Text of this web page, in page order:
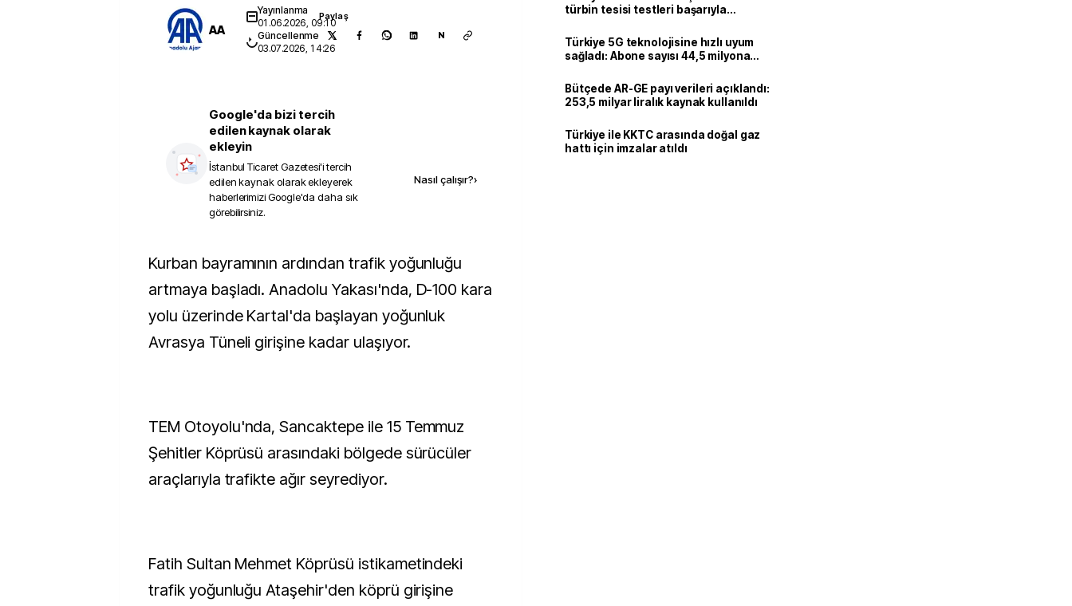
AA
Yayınlanma
01.06.2026, 09:10
Güncellenme
03.07.2026, 14:26
Paylaş
N
Google'da bizi tercih
edilen kaynak olarak
ekleyin
İstanbul Ticaret Gazetesi'i tercih
edilen kaynak olarak ekleyerek
haberlerimizi Google'da daha sık
görebilirsiniz.
Nasıl çalışır?›
Kurban bayramının ardından trafik yoğunluğu
artmaya başladı. Anadolu Yakası'nda, D-100 kara
yolu üzerinde Kartal'da başlayan yoğunluk
Avrasya Tüneli girişine kadar ulaşıyor.
TEM Otoyolu'nda, Sancaktepe ile 15 Temmuz
Şehitler Köprüsü arasındaki bölgede sürücüler
araçlarıyla trafikte ağır seyrediyor.
Fatih Sultan Mehmet Köprüsü istikametindeki
trafik yoğunluğu Ataşehir'den köprü girişine
türbin tesisi testleri başarıyla
Türkiye 5G teknolojisine hızlı uyum
sağladı: Abone sayısı 44,5 milyona
Bütçede AR-GE payı verileri açıklandı:
253,5 milyar liralık kaynak kullanıldı
Türkiye ile KKTC arasında doğal gaz
hattı için imzalar atıldı